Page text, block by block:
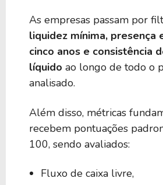
As empresas passam por
liquidez mínima, presença
cinco anos e consistência
líquido ao longo de todo o
analisado.
Além disso, métricas
recebem pontuações
100, sendo avaliados:
Fluxo de caixa livre,